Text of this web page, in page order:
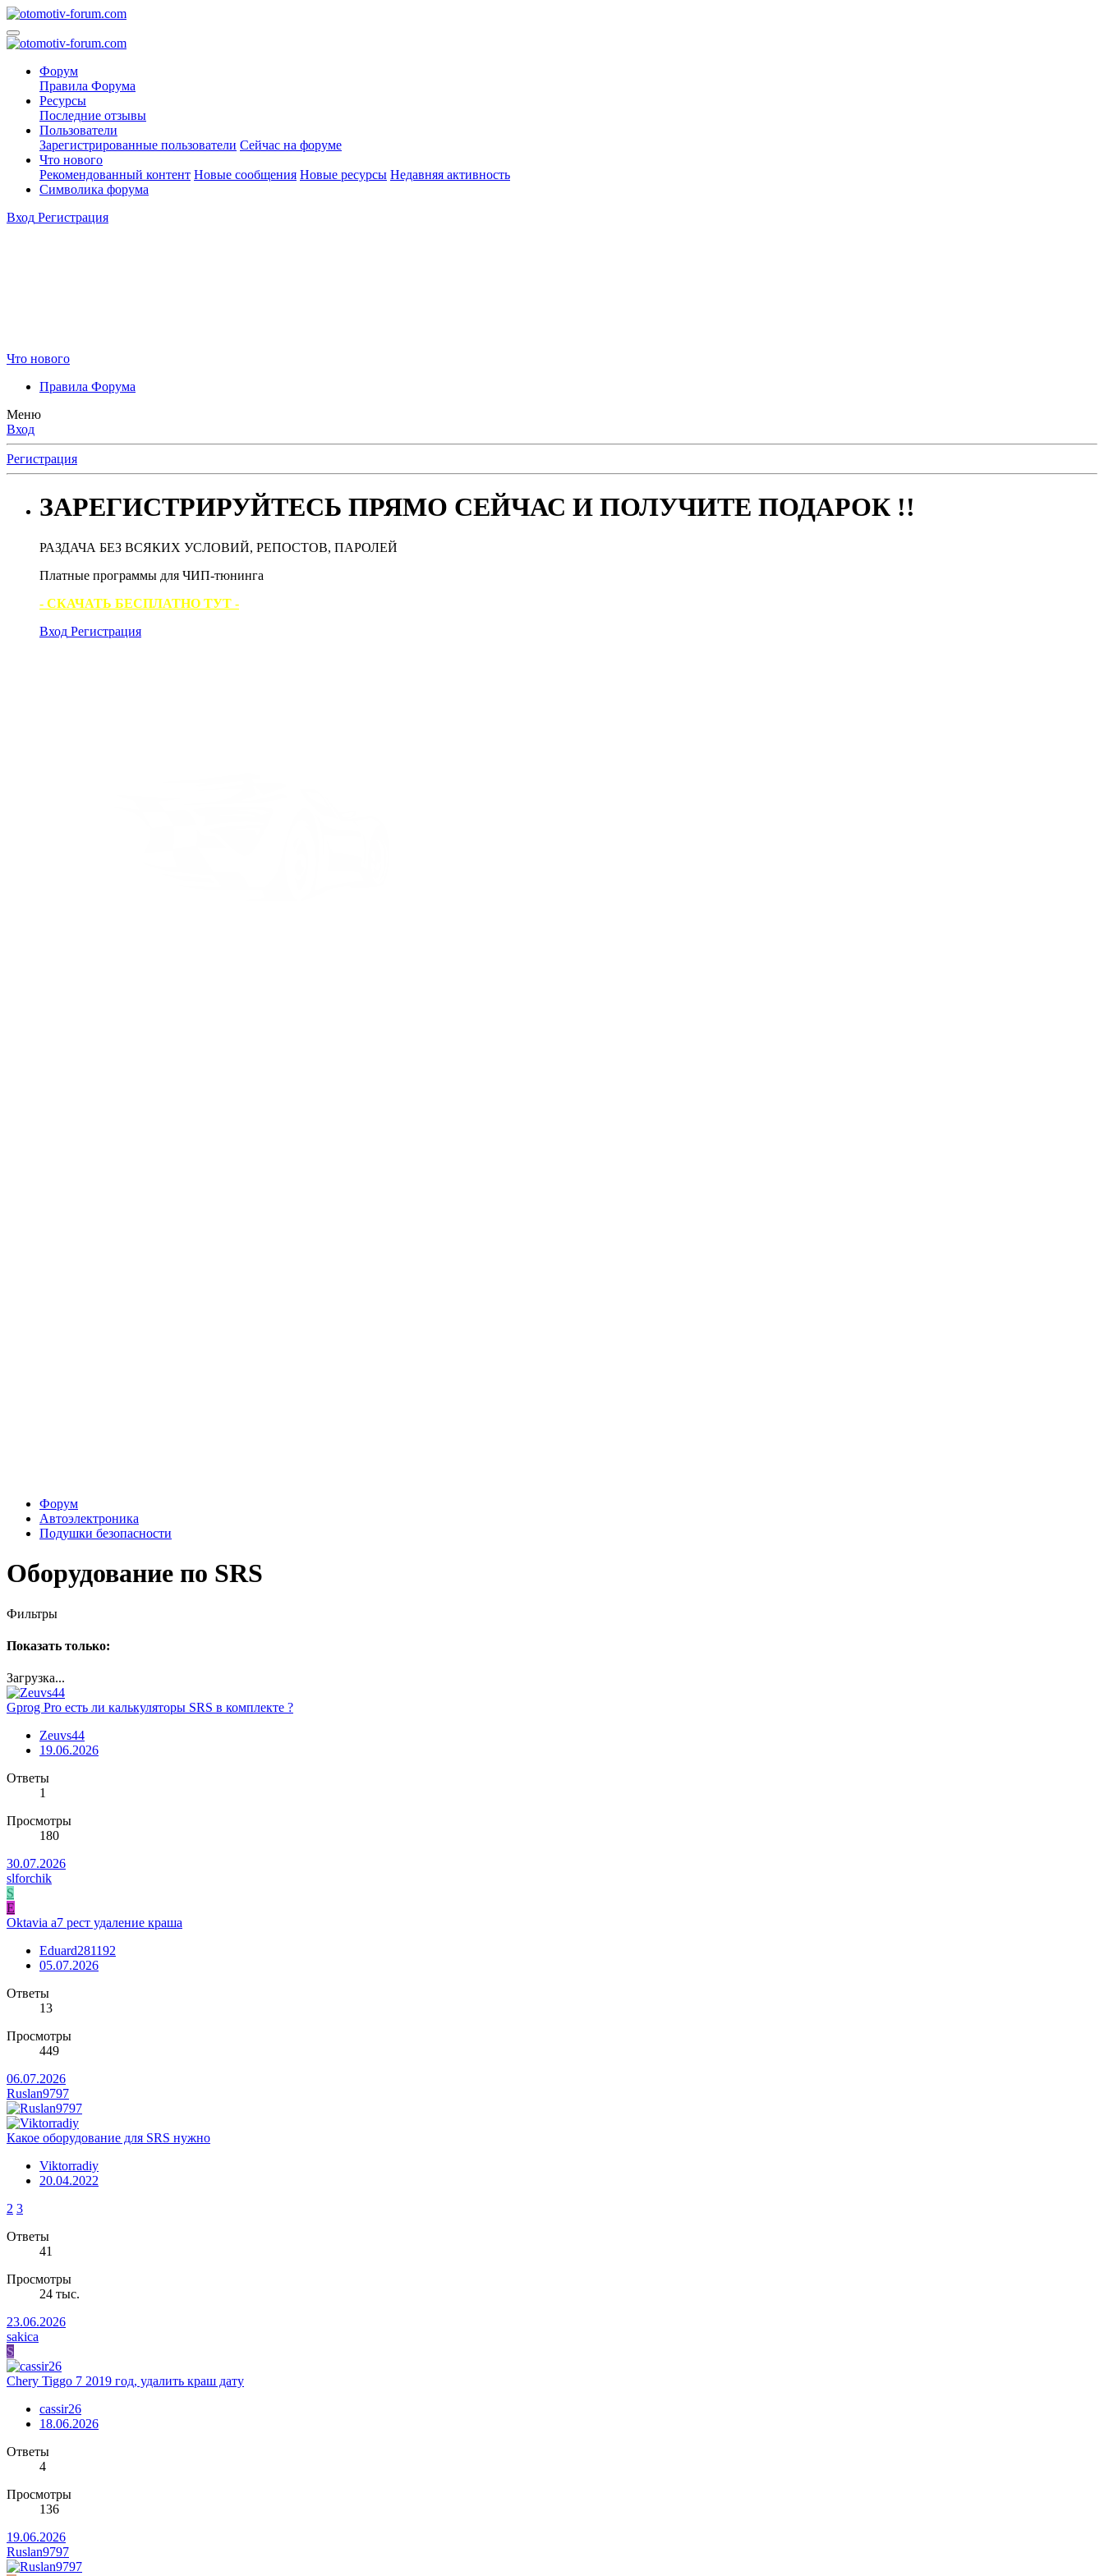
Форум
Правила Форума
Ресурсы
Последние отзывы
Пользователи
Зарегистрированные пользователи Сейчас на форуме
Что нового
Рекомендованный контент Новые сообщения Новые ресурсы Недавняя активность
Символика форума
Вход Регистрация
Что нового
Правила Форума
Меню
Вход
Регистрация
ЗАРЕГИСТРИРУЙТЕСЬ ПРЯМО СЕЙЧАС И ПОЛУЧИТЕ ПОДАРОК !!
РАЗДАЧА БЕЗ ВСЯКИХ УСЛОВИЙ, РЕПОСТОВ, ПАРОЛЕЙ
Платные программы для ЧИП-тюнинга
- СКАЧАТЬ БЕСПЛАТНО ТУТ -
Вход Регистрация
Форум
Автоэлектроника
Подушки безопасности
Оборудование по SRS
Фильтры
Показать только:
Загрузка...
Gprog Pro есть ли калькуляторы SRS в комплекте ?
Zeuvs44
19.06.2026
Ответы
1
Просмотры
180
30.07.2026
slforchik
S
E
Oktavia a7 рест удаление краша
Eduard281192
05.07.2026
Ответы
13
Просмотры
449
06.07.2026
Ruslan9797
Какое оборудование для SRS нужно
Viktorradiy
20.04.2022
2 3
Ответы
41
Просмотры
24 тыс.
23.06.2026
sakica
S
Chery Tiggo 7 2019 год, удалить краш дату
cassir26
18.06.2026
Ответы
4
Просмотры
136
19.06.2026
Ruslan9797